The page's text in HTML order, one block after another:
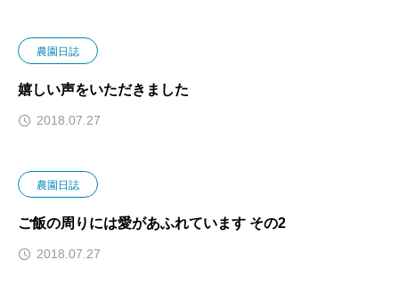
農園日誌
嬉しい声をいただきました
2018.07.27
農園日誌
ご飯の周りには愛があふれています その2
2018.07.27